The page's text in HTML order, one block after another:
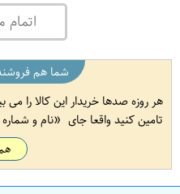
شما هم
هر روزه صدها خریدار این کالا را می
تامین کنید واقعا جای
نام و